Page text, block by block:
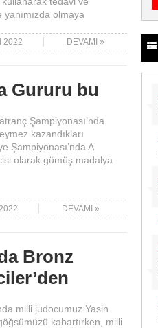
olmaya
2022 DEVAMI
Gururu bu
Şampiyonası’nda
kazandıkları
Şampiyonası’nda A
olarak gümüş madalya
DEVAMI
Bronz
milli judocumuz Yasin
kabartırken, milli